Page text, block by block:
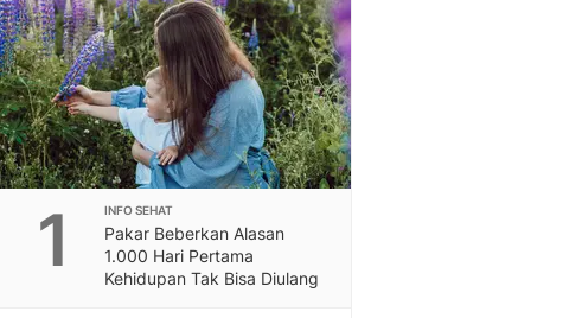
1 INFO SEHAT
Pakar Beberkan Alasan
1.000 Hari Pertama
Kehidupan Tak Bisa Diulang